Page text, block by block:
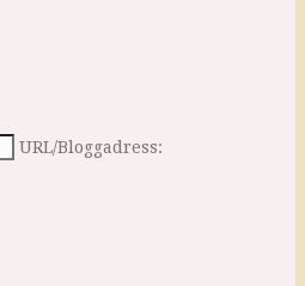
URL/Bloggadress: